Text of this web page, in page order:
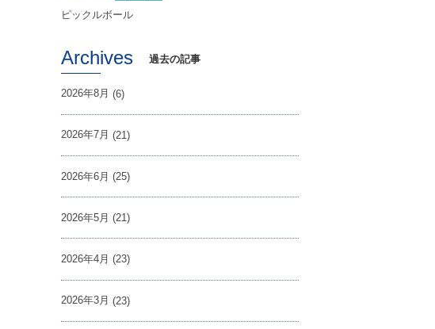
ピックルボール
Archives 過去の記事
2026年8月 (6)
2026年7月 (21)
2026年6月 (25)
2026年5月 (21)
2026年4月 (23)
2026年3月 (23)